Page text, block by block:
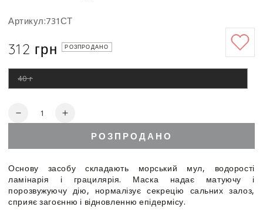
Артикул:731СТ
Ціна
312 грн РОЗПРОДАНО
40 г
Цей
варіант
Кількість
Зменшити
Graf
Mud
Peel
Off
Збільшити
Graf
Mud
Peel
Off
РОЗПРОДАНО
Основу засобу складають морський мул, водорості
ламінарія і грацилярія. Маска надає матуючу і
порозвужуючу дію, нормалізує секрецію сальних залоз,
сприяє загоєнню і відновленню епідермісу.